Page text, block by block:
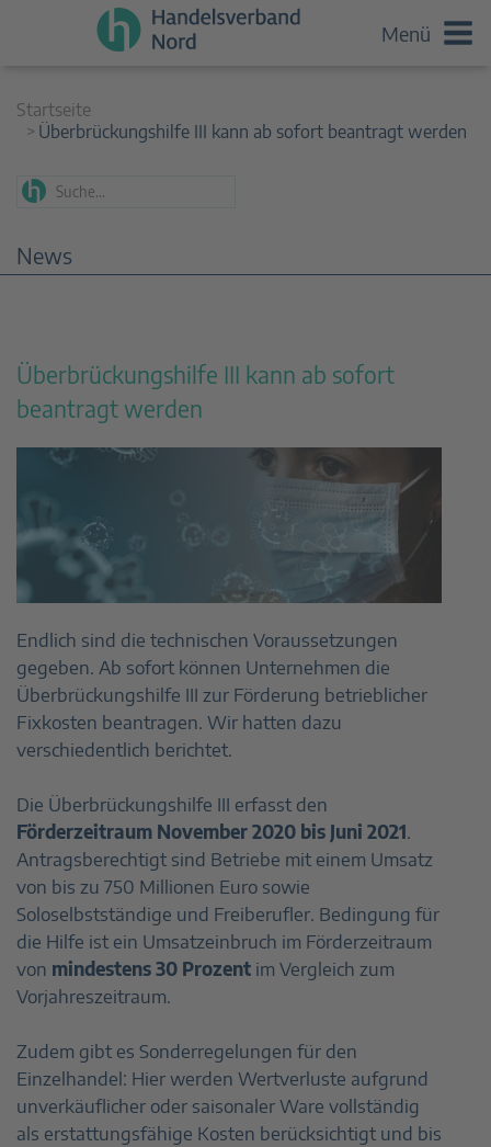
Menü
Startseite
Überbrückungshilfe III kann ab sofort beantragt werden
News
Überbrückungshilfe III kann ab sofort
beantragt werden
Endlich sind die technischen Voraussetzungen
gegeben. Ab sofort können Unternehmen die
Überbrückungshilfe III zur Förderung betrieblicher
Fixkosten beantragen. Wir hatten dazu
verschiedentlich berichtet.
Die Überbrückungshilfe III erfasst den
Förderzeitraum November 2020 bis Juni 2021.
Antragsberechtigt sind Betriebe mit einem Umsatz
von bis zu 750 Millionen Euro sowie
Soloselbstständige und Freiberufler. Bedingung für
die Hilfe ist ein Umsatzeinbruch im Förderzeitraum
von mindestens 30 Prozent im Vergleich zum
Vorjahreszeitraum.
Zudem gibt es Sonderregelungen für den
Einzelhandel: Hier werden Wertverluste aufgrund
unverkäuflicher oder saisonaler Ware vollständig
als erstattungsfähige Kosten berücksichtigt und bis